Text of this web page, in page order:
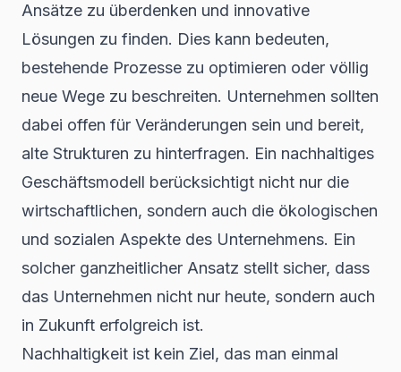
Ansätze zu überdenken und innovative
Lösungen zu finden. Dies kann bedeuten,
bestehende Prozesse zu optimieren oder völlig
neue Wege zu beschreiten. Unternehmen sollten
dabei offen für Veränderungen sein und bereit,
alte Strukturen zu hinterfragen. Ein nachhaltiges
Geschäftsmodell berücksichtigt nicht nur die
wirtschaftlichen, sondern auch die ökologischen
und sozialen Aspekte des Unternehmens. Ein
solcher ganzheitlicher Ansatz stellt sicher, dass
das Unternehmen nicht nur heute, sondern auch
in Zukunft erfolgreich ist.
Nachhaltigkeit ist kein Ziel, das man einmal